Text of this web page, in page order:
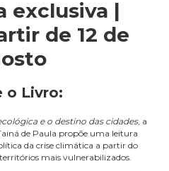
exclusiva |
de 12 de
o Livro:
e o destino das cidades, a
de Paula propõe uma leitura
da crise climática a partir do
mais vulnerabilizados.